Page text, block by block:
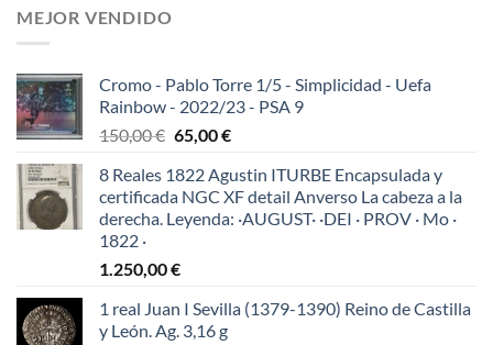
MEJOR VENDIDO
Cromo - Pablo Torre 1/5 - Simplicidad - Uefa
Rainbow - 2022/23 - PSA 9
150,00€ El
original
era:
150,00 €.
65,00€El
actual
es:
65,00 €.
8 Reales 1822 Agustin ITURBE Encapsulada y
certificada NGC XF detail Anverso La cabeza a la
derecha. Leyenda: ·AUGUST· ·DEI · PROV · Mo ·
1822 ·
1.250,00€
1 real Juan I Sevilla (1379-1390) Reino de Castilla
y León. Ag. 3,16 g